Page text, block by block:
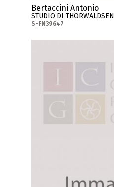
Bertaccini Antonio
STUDIO DI THORWALDSEN
S-FN39647